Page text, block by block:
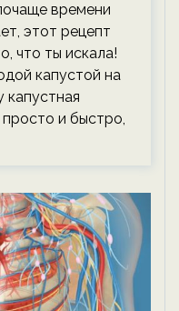
времени
этот рецепт
что ты искала!
капустой на
капустная
и быстро,